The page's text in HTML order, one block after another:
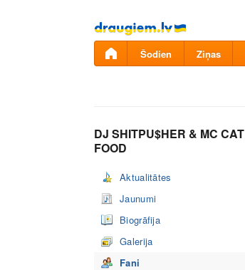
Pāriet
uz
saturu
Šodien Ziņas
DJ SHITPU$HER & MC CAT
FOOD
Aktualitātes
Jaunumi
Biogrāfija
Galerija
Fani